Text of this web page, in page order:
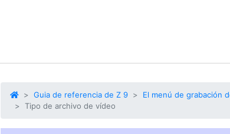
Guia de referencia de Z 9
El menú de grabación
Tipo de archivo de vídeo